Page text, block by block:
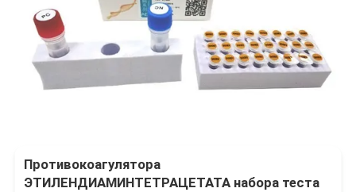
Противокоагулятора
ЭТИЛЕНДИАМИНТЕТРАЦЕТАТА набора теста